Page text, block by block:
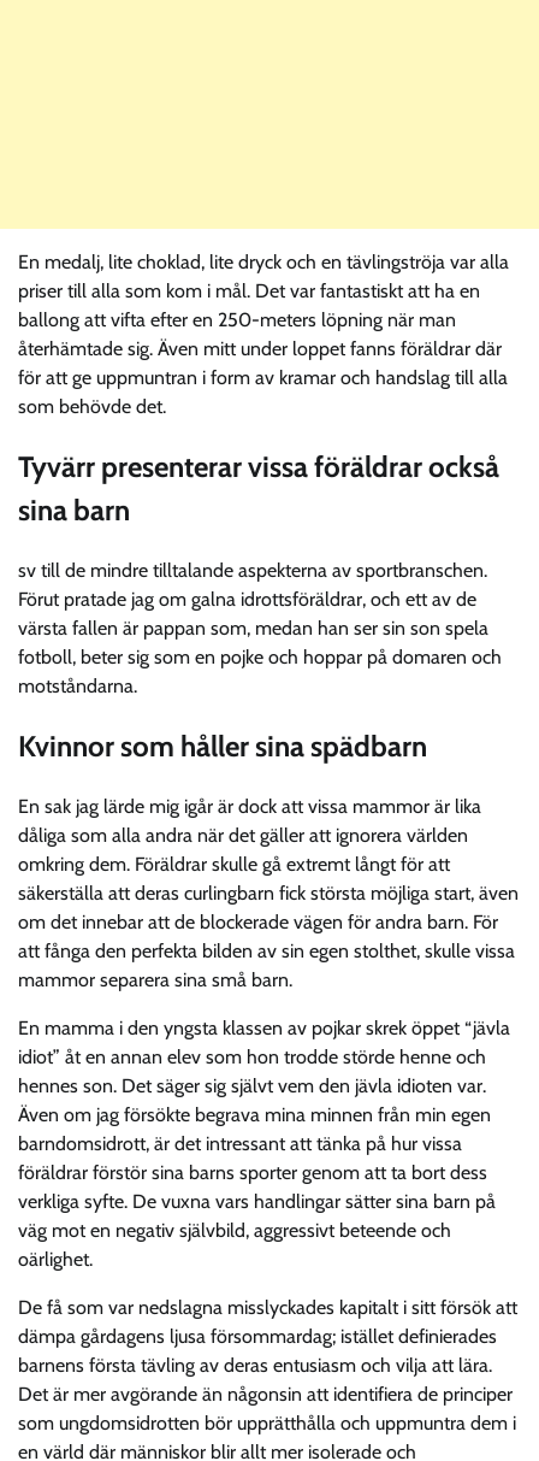
En medalj, lite choklad, lite dryck och en tävlingströja var alla
priser till alla som kom i mål. Det var fantastiskt att ha en
ballong att vifta efter en 250-meters löpning när man
återhämtade sig. Även mitt under loppet fanns föräldrar där
för att ge uppmuntran i form av kramar och handslag till alla
som behövde det.
Tyvärr presenterar vissa föräldrar också
sina barn
sv till de mindre tilltalande aspekterna av sportbranschen.
Förut pratade jag om galna idrottsföräldrar, och ett av de
värsta fallen är pappan som, medan han ser sin son spela
fotboll, beter sig som en pojke och hoppar på domaren och
motståndarna.
Kvinnor som håller sina spädbarn
En sak jag lärde mig igår är dock att vissa mammor är lika
dåliga som alla andra när det gäller att ignorera världen
omkring dem. Föräldrar skulle gå extremt långt för att
säkerställa att deras curlingbarn fick största möjliga start, även
om det innebar att de blockerade vägen för andra barn. För
att fånga den perfekta bilden av sin egen stolthet, skulle vissa
mammor separera sina små barn.
En mamma i den yngsta klassen av pojkar skrek öppet “jävla
idiot” åt en annan elev som hon trodde störde henne och
hennes son. Det säger sig självt vem den jävla idioten var.
Även om jag försökte begrava mina minnen från min egen
barndomsidrott, är det intressant att tänka på hur vissa
föräldrar förstör sina barns sporter genom att ta bort dess
verkliga syfte. De vuxna vars handlingar sätter sina barn på
väg mot en negativ självbild, aggressivt beteende och
oärlighet.
De få som var nedslagna misslyckades kapitalt i sitt försök att
dämpa gårdagens ljusa försommardag; istället definierades
barnens första tävling av deras entusiasm och vilja att lära.
Det är mer avgörande än någonsin att identifiera de principer
som ungdomsidrotten bör upprätthålla och uppmuntra dem i
en värld där människor blir allt mer isolerade och